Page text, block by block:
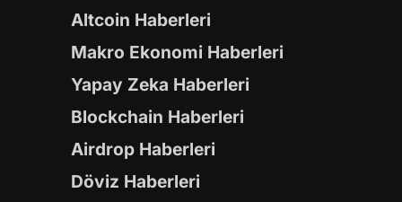
Altcoin Haberleri
Makro Ekonomi Haberleri
Yapay Zeka Haberleri
Blockchain Haberleri
Airdrop Haberleri
Döviz Haberleri